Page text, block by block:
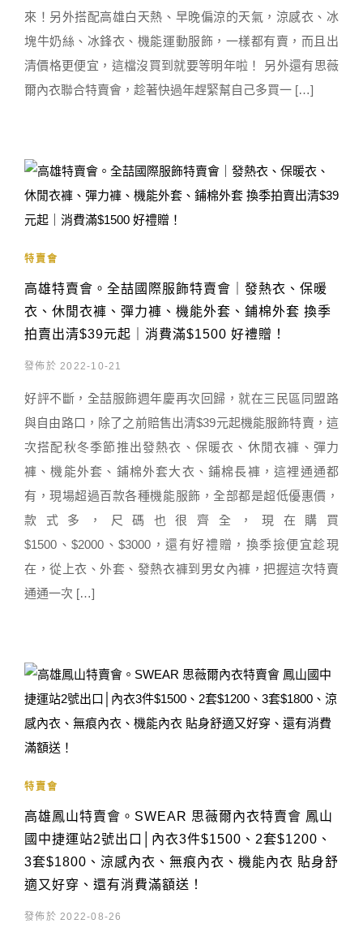
來！另外搭配高雄白天熱、早晚偏涼的天氣，涼感衣、冰
塊牛奶絲、冰鋒衣、機能運動服飾，一樣都有賣，而且出
清價格更便宜，這檔沒買到就要等明年啦！ 另外還有思薇
爾內衣聯合特賣會，趁著快過年趕緊幫自己多買一 […]
特賣會
高雄特賣會。全喆國際服飾特賣會｜發熱衣、保暖
衣、休閒衣褲、彈力褲、機能外套、鋪棉外套 換季
拍賣出清$39元起｜消費滿$1500 好禮贈！
發佈於 2022-10-21
好評不斷，全喆服飾週年慶再次回歸，就在三民區同盟路
與自由路口，除了之前賠售出清$39元起機能服飾特賣，這
次搭配秋冬季節推出發熱衣、保暖衣、休閒衣褲、彈力
褲、機能外套、鋪棉外套大衣、鋪棉長褲，這裡通通都
有，現場超過百款各種機能服飾，全部都是超低優惠價，
款式多，尺碼也很齊全，現在購買
$1500、$2000、$3000，還有好禮贈，換季撿便宜趁現
在，從上衣、外套、發熱衣褲到男女內褲，把握這次特賣
通通一次 […]
特賣會
高雄鳳山特賣會。SWEAR 思薇爾內衣特賣會 鳳山
國中捷運站2號出口│內衣3件$1500、2套$1200、
3套$1800、涼感內衣、無痕內衣、機能內衣 貼身舒
適又好穿、還有消費滿額送！
發佈於 2022-08-26